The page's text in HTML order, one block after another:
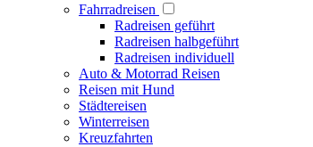
Fahrradreisen
Radreisen geführt
Radreisen halbgeführt
Radreisen individuell
Auto & Motorrad Reisen
Reisen mit Hund
Städtereisen
Winterreisen
Kreuzfahrten